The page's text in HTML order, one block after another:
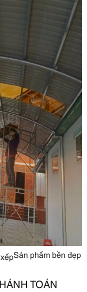
Sản phẩm bền đẹp
TOÁN